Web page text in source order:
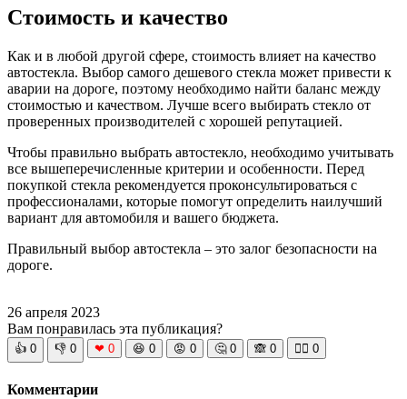
Стоимость и качество
Как и в любой другой сфере, стоимость влияет на качество
автостекла. Выбор самого дешевого стекла может привести к
аварии на дороге, поэтому необходимо найти баланс между
стоимостью и качеством. Лучше всего выбирать стекло от
проверенных производителей с хорошей репутацией.
Чтобы правильно выбрать автостекло, необходимо учитывать
все вышеперечисленные критерии и особенности. Перед
покупкой стекла рекомендуется проконсультироваться с
профессионалами, которые помогут определить наилучший
вариант для автомобиля и вашего бюджета.
Правильный выбор автостекла – это залог безопасности на
дороге.
26 апреля 2023
Вам понравилась эта публикация?
👍 0 👎 0 ❤ 0 😆 0 😡 0 🤔 0 🙈 0 🧘‍♀️ 0
Комментарии